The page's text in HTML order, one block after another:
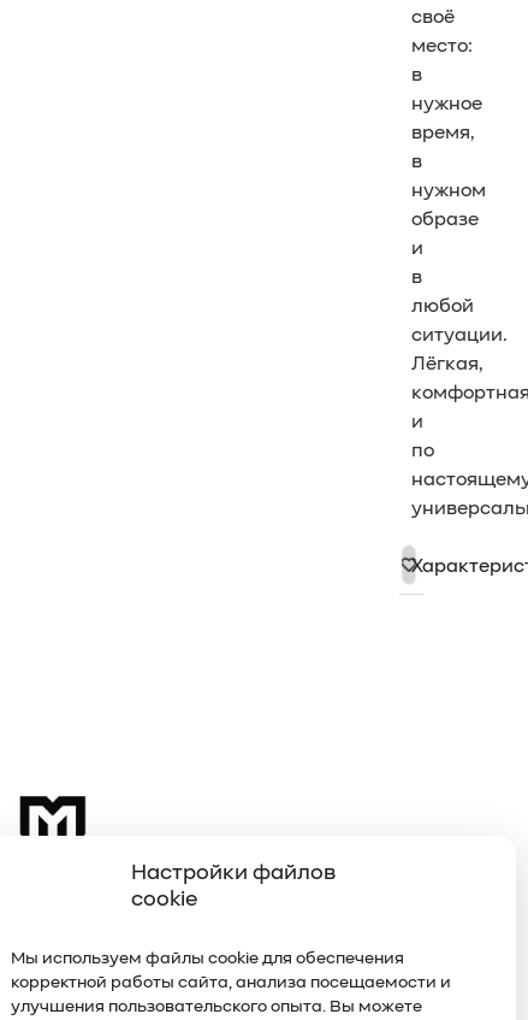
Настройки файлов
cookie
Мы используем файлы cookie для обеспечения
корректной работы сайта, анализа посещаемости и
улучшения пользовательского опыта. Вы можете
своё
место:
в
нужное
время,
в
нужном
образе
и
в
любой
ситуации.
Лёгкая,
и
по
Wahhid — это уникальный бренд,
мирового уровня. В нашем магазине
представлен широкий ассортимент
стильной и качественной одежды,